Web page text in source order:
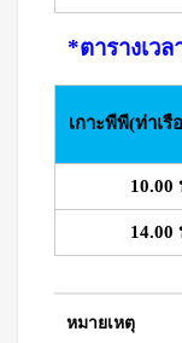
*ตารางเว
เกาะพีพี(ท่าเ
10.00
14.00
หมายเหตุ